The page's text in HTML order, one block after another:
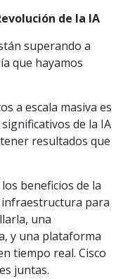
de la IA
superando a
que hayamos
a escala masiva es
de la IA
resultados que
beneficios de la
infraestructura para
una
y una plataforma
tiempo real. Cisco
juntas.